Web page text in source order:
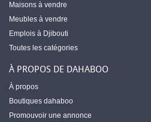
Maisons à vendre
Meubles à vendre
Emplois à Djibouti
Toutes les catégories
À PROPOS DE DAHABOO
À propos
Boutiques dahaboo
Promouvoir une annonce